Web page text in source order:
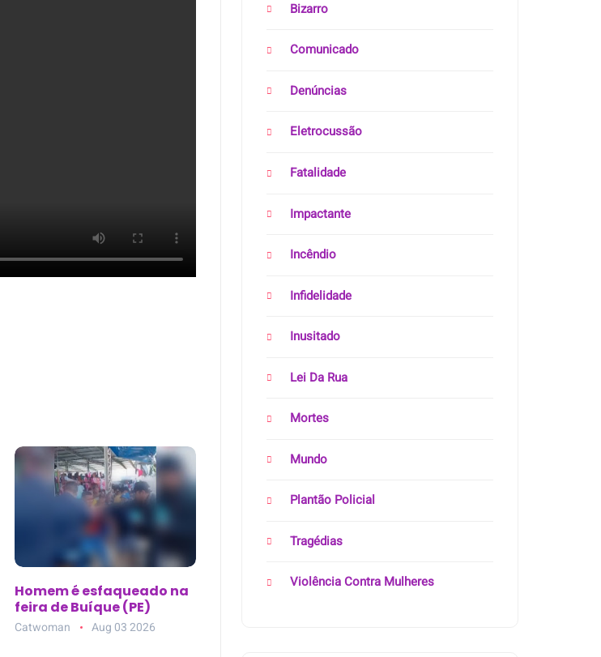
Homem é esfaqueado na
feira de Buíque (PE)
Catwoman Aug 03 2026
Bizarro
Comunicado
Denúncias
Eletrocussão
Fatalidade
Impactante
Incêndio
Infidelidade
Inusitado
Lei Da Rua
Mortes
Mundo
Plantão Policial
Tragédias
Violência Contra Mulheres